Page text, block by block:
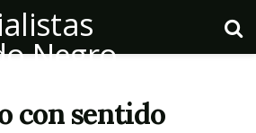
con sentido